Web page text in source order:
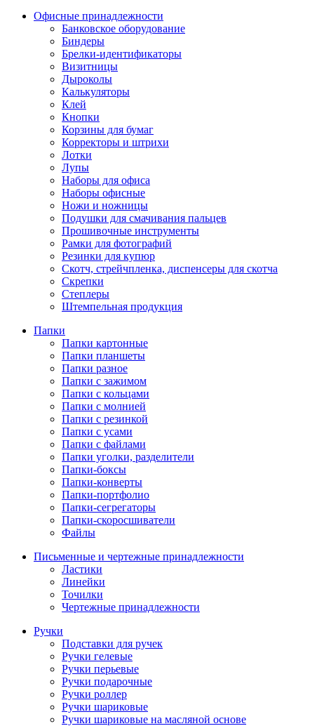
Офисные принадлежности
Банковское оборудование
Биндеры
Брелки-идентификаторы
Визитницы
Дыроколы
Калькуляторы
Клей
Кнопки
Корзины для бумаг
Корректоры и штрихи
Лотки
Лупы
Наборы для офиса
Наборы офисные
Ножи и ножницы
Подушки для смачивания пальцев
Прошивочные инструменты
Рамки для фотографий
Резинки для купюр
Скотч, стрейчпленка, диспенсеры для скотча
Скрепки
Степлеры
Штемпельная продукция
Папки
Папки картонные
Папки планшеты
Папки разное
Папки с зажимом
Папки с кольцами
Папки с молнией
Папки с резинкой
Папки с усами
Папки с файлами
Папки уголки, разделители
Папки-боксы
Папки-конверты
Папки-портфолио
Папки-сегрегаторы
Папки-скоросшиватели
Файлы
Письменные и чертежные принадлежности
Ластики
Линейки
Точилки
Чертежные принадлежности
Ручки
Подставки для ручек
Ручки гелевые
Ручки перьевые
Ручки подарочные
Ручки роллер
Ручки шариковые
Ручки шариковые на масляной основе